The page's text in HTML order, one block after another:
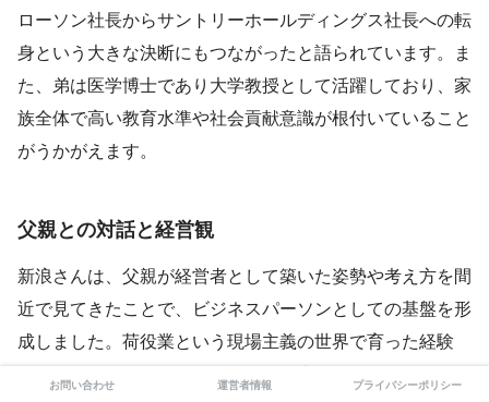
ローソン社長からサントリーホールディングス社長への転
身という大きな決断にもつながったと語られています。ま
た、弟は医学博士であり大学教授として活躍しており、家
族全体で高い教育水準や社会貢献意識が根付いていること
がうかがえます。
父親との対話と経営観
新浪さんは、父親が経営者として築いた姿勢や考え方を間
近で見てきたことで、ビジネスパーソンとしての基盤を形
成しました。荷役業という現場主義の世界で育った経験
お問い合わせ 運営者情報 プライバシーポリシー